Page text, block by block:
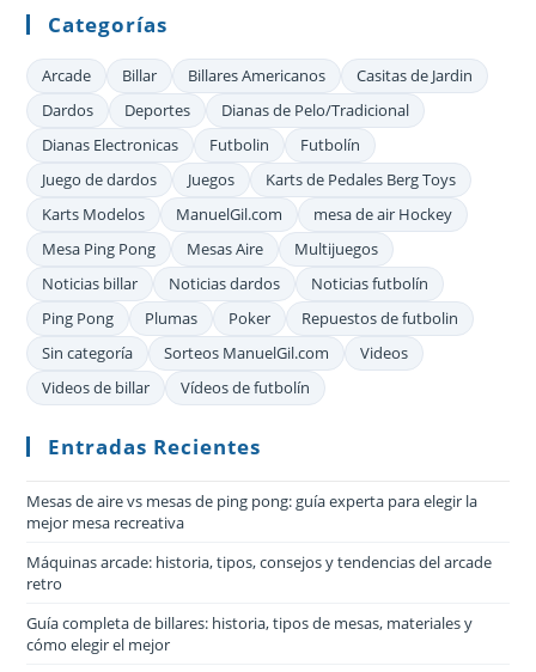
Categorías
Arcade Billar Billares Americanos
Casitas de Jardin
Dardos
Deportes
Dianas de Pelo/Tradicional
Dianas Electronicas
Futbolin
Futbolín
Juego de dardos
Juegos
Karts de Pedales Berg Toys
Karts Modelos
ManuelGil.com
mesa de air Hockey
Mesa Ping Pong
Mesas Aire
Multijuegos
Noticias billar
Noticias dardos
Noticias futbolín
Ping Pong
Plumas Poker
Repuestos de futbolin
Sin categoría
Sorteos ManuelGil.com
Videos
Videos de billar
Vídeos de futbolín
Entradas Recientes
Mesas de aire vs mesas de ping pong: guía experta para elegir la
mejor mesa recreativa
Máquinas arcade: historia, tipos, consejos y tendencias del arcade
retro
Guía completa de billares: historia, tipos de mesas, materiales y
cómo elegir el mejor